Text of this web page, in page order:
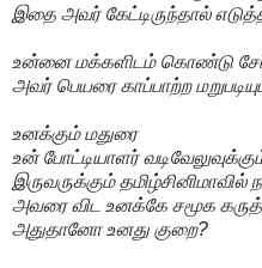
இதை அவர் கேட்டிருந்தால்
உன்னை மக்களிடம் கொண்டு
அவர் பெயரை காப்பாற்ற
உனக்கும் மதுரை
உன் போட்டியாளர்
இருவருக்கும்
அவரை விட உனக்கே சமூக
அதுதானோ உனது குறை?